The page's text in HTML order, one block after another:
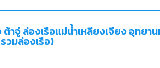
ต้าจู๋ ล่องเรือแม่น้ำเหลียงเจียง อุทยา
วมล่องเรือ)